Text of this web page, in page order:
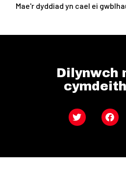
Mae'r dyddiad yn cael ei
Dilynwch
Twitter